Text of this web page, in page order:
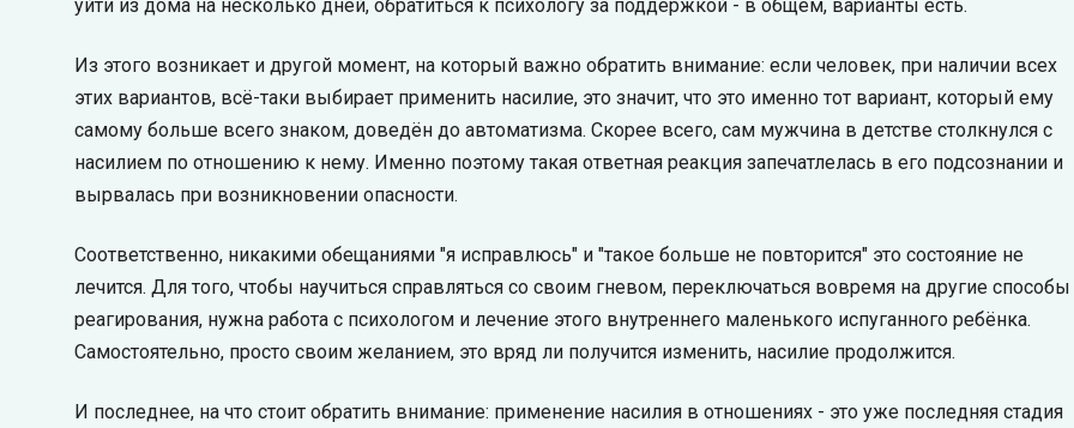
уйти из дома на несколько дней, обратиться к психологу за поддержкой - в общем, варианты есть.
Из этого возникает и другой момент, на который важно обратить внимание: если человек, при наличии всех
этих вариантов, всё-таки выбирает применить насилие, это значит, что это именно тот вариант, который ему
самому больше всего знаком, доведён до автоматизма. Скорее всего, сам мужчина в детстве столкнулся с
насилием по отношению к нему. Именно поэтому такая ответная реакция запечатлелась в его подсознании и
вырвалась при возникновении опасности.
Соответственно, никакими обещаниями "я исправлюсь" и "такое больше не повторится" это состояние не
лечится. Для того, чтобы научиться справляться со своим гневом, переключаться вовремя на другие способы
реагирования, нужна работа с психологом и лечение этого внутреннего маленького испуганного ребёнка.
Самостоятельно, просто своим желанием, это вряд ли получится изменить, насилие продолжится.
И последнее, на что стоит обратить внимание: применение насилия в отношениях - это уже последняя стадия